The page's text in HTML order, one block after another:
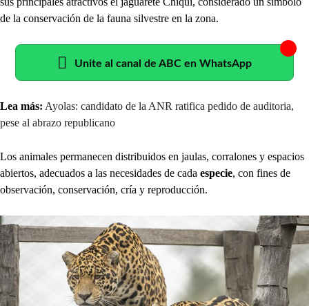
de la conservación de la fauna silvestre en la zona.
Unite al canal de ABC en WhatsApp
Lea más: Ayolas: candidato de la ANR ratifica pedido de auditoria,
pese al abrazo republicano
Los animales permanecen distribuidos en jaulas, corralones y espacios
abiertos, adecuados a las necesidades de cada especie, con fines de
observación, conservación, cría y reproducción.